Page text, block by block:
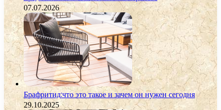
07.07.2026
Брафритид:что это такое и зачем он нужен сегодня
29.10.2025